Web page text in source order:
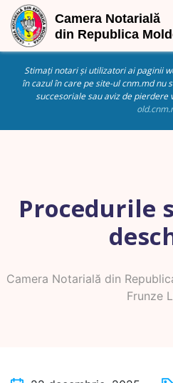
Stimați notari și utilizatori ai paginii
în cazul în care pe site-ul cnm.md nu
succesoriale sau aviz de pierdere
Procedurile
Camera Notarială din
Frunze